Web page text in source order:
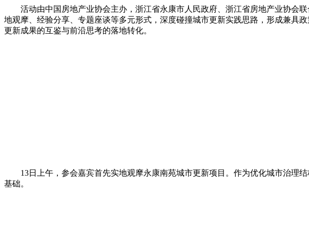
活动由中国房地产业协会主办，浙江省永康市人民政府、浙江省房地产业协会联
地观摩、经验分享、专题座谈等多元形式，深度碰撞城市更新实践思路，形成兼具
更新成果的互鉴与前沿思考的落地转化。
13日上午，参会嘉宾首先实地观摩永康南苑城市更新项目。作为优化城市治理
基础。